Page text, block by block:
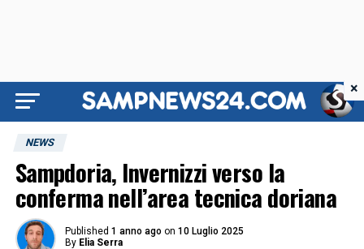
NEWS
Sampdoria, Invernizzi verso la
conferma nell’area tecnica doriana
Published 1 anno ago on 10 Luglio 2025
By Elia Serra
×